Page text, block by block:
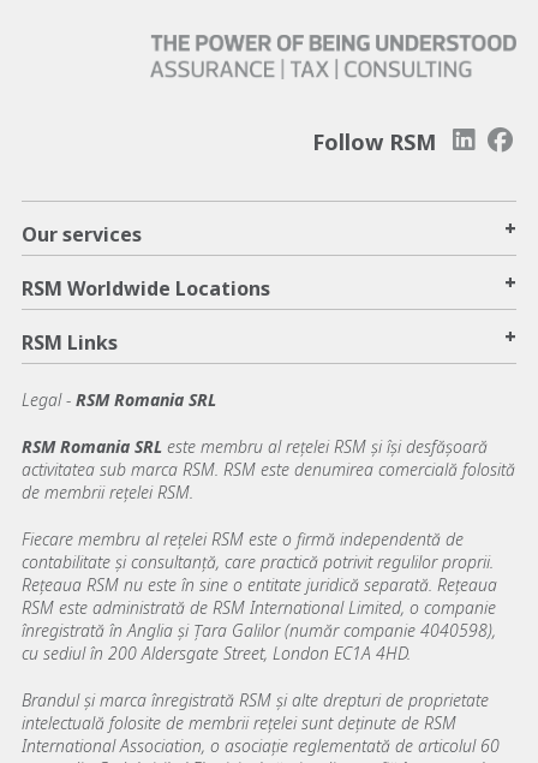
Follow RSM
Our services +
RSM Worldwide Locations +
RSM Links +
Legal - RSM Romania SRL
RSM Romania SRL este membru al reţelei RSM şi își desfășoară
activitatea sub marca RSM. RSM este denumirea comercială folosită
de membrii reţelei RSM.
Fiecare membru al rețelei RSM este o firmă independentă de
contabilitate şi consultanță, care practică potrivit regulilor proprii.
Rețeaua RSM nu este în sine o entitate juridică separată. Reţeaua
RSM este administrată de RSM International Limited, o companie
înregistrată în Anglia şi Ţara Galilor (număr companie 4040598),
cu sediul în 200 Aldersgate Street, London EC1A 4HD.
Brandul şi marca înregistrată RSM şi alte drepturi de proprietate
intelectuală folosite de membrii reţelei sunt deţinute de RSM
International Association, o asociaţie reglementată de articolul 60